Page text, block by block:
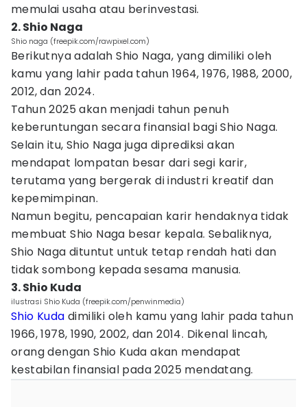
memulai usaha atau berinvestasi.
2. Shio Naga
Shio naga (freepik.com/rawpixel.com)
Berikutnya adalah Shio Naga, yang dimiliki oleh
kamu yang lahir pada tahun 1964, 1976, 1988, 2000,
2012, dan 2024.
Tahun 2025 akan menjadi tahun penuh
keberuntungan secara finansial bagi Shio Naga.
Selain itu, Shio Naga juga diprediksi akan
mendapat lompatan besar dari segi karir,
terutama yang bergerak di industri kreatif dan
kepemimpinan.
Namun begitu, pencapaian karir hendaknya tidak
membuat Shio Naga besar kepala. Sebaliknya,
Shio Naga dituntut untuk tetap rendah hati dan
tidak sombong kepada sesama manusia.
3. Shio Kuda
ilustrasi Shio Kuda (freepik.com/penwinmedia)
Shio Kuda dimiliki oleh kamu yang lahir pada tahun
1966, 1978, 1990, 2002, dan 2014. Dikenal lincah,
orang dengan Shio Kuda akan mendapat
kestabilan finansial pada 2025 mendatang.